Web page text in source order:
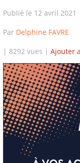
Publié le 12 avril 2021
Par Delphine FAVRE
| 8292 vues | Ajouter